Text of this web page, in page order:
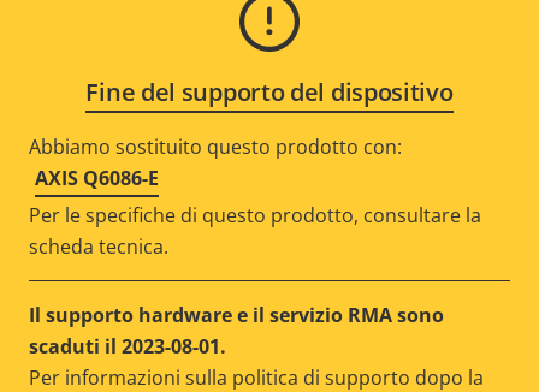
Fine del supporto del dispositivo
Abbiamo sostituito questo prodotto con:
AXIS Q6086-E
Per le specifiche di questo prodotto, consultare la
scheda tecnica.
Il supporto hardware e il servizio RMA sono
scaduti il 2023-08-01.
Per informazioni sulla politica di supporto dopo la